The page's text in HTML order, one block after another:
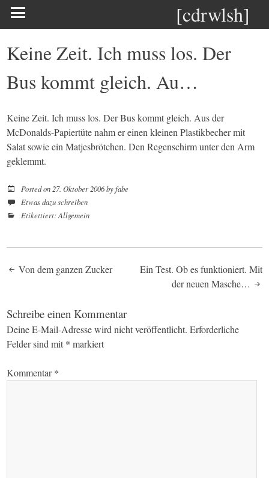
[cdrwlsh]
Keine Zeit. Ich muss los. Der
Bus kommt gleich. Au…
Keine Zeit. Ich muss los. Der Bus kommt gleich. Aus der
McDonalds-Papiertüte nahm er einen kleinen Plastikbecher mit
Salat sowie ein Matjesbrötchen. Den Regenschirm unter den Arm
geklemmt.
Posted on 27. Oktober 2006byfabe
Etwas dazu schreiben
Etikettiert:Allgemein
Post
navigation
Von dem ganzen Zucker
Ein Test. Ob es funktioniert. Mit
der neuen Masche…
Schreibe einen Kommentar
Deine E-Mail-Adresse wird nicht veröffentlicht. Erforderliche
Felder sind mit * markiert
Kommentar*